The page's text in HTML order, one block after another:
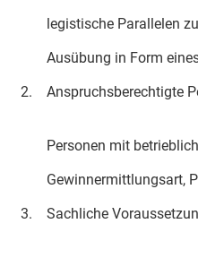
legistische Parallelen
Ausübung in Form
2.
Anspruchsberechtigte
Personen mit
Gewinnermittlungsart,
3.
Sachliche